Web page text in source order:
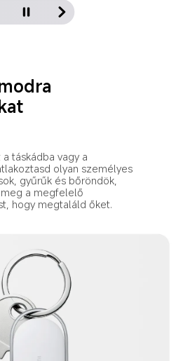
táskádba vagy a
olyan személyes
gyűrűk és bőröndök,
a megfelelő
hogy megtaláld őket.